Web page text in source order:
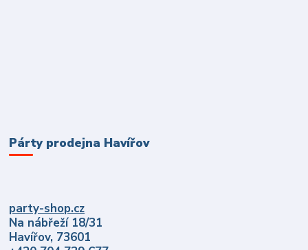
Párty prodejna Havířov
party-shop.cz
Na nábřeží 18/31
Havířov, 73601